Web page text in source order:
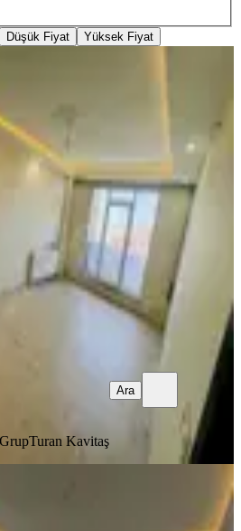
Düşük Fiyat Yüksek Fiyat
Esenler Tuna Vadi
Kiralık 2+1 Daire...!!
7. Kat ·
Turan Kavitaş
Ara
Daire..!!!